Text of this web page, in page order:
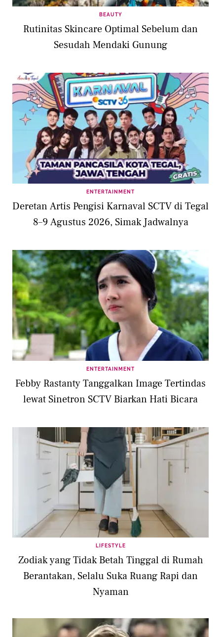
BEAUTY
Rutinitas Skincare Optimal Sebelum dan
Sesudah Mendaki Gunung
ENTERTAINMENT
Deretan Artis Pengisi Karnaval SCTV di Tegal
8–9 Agustus 2026, Simak Jadwalnya
ENTERTAINMENT
Febby Rastanty Tanggalkan Image Tertindas
lewat Sinetron SCTV Biarkan Hati Bicara
LIFESTYLE
Zodiak yang Tidak Betah Tinggal di Rumah
Berantakan, Selalu Suka Ruang Rapi dan
Nyaman